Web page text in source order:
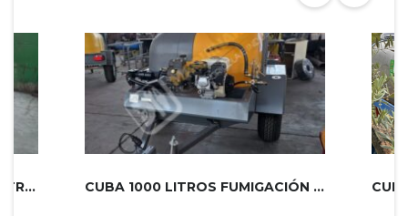
EQUIPO DESATASCOS ARRASTRADO 25 CV... CUBA 1000 LITROS FUMIGACIÓN ESPECI...